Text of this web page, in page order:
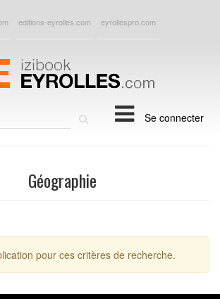
editions-eyrolles.com eyrollespro.com
Se connecter
Géographie
pour ces critères de recherche.